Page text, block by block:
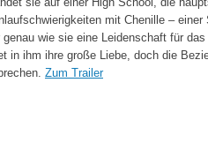
mit Chenille –
wie sie eine Leidenschaft für
in ihm ihre große Liebe, doch die
Zum Trailer